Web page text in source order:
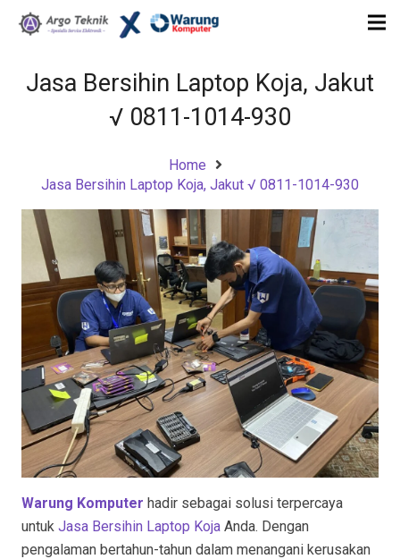
Jasa Bersihin Laptop Koja, Jakut
√ 0811-1014-930
Home
Jasa Bersihin Laptop Koja, Jakut √ 0811-1014-930
Warung Komputer hadir sebagai solusi terpercaya
untuk Jasa Bersihin Laptop Koja Anda. Dengan
pengalaman bertahun-tahun dalam menangani kerusakan